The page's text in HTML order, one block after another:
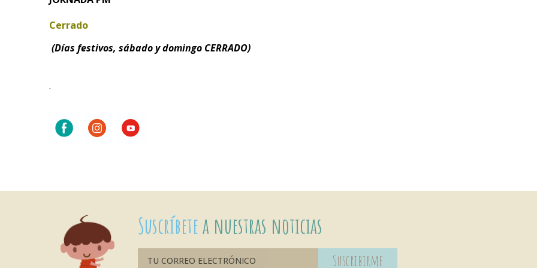
Cerrado
(Días festivos, sábado y domingo CERRADO)
.
Suscríbetea nuestras noticias
Suscribirme